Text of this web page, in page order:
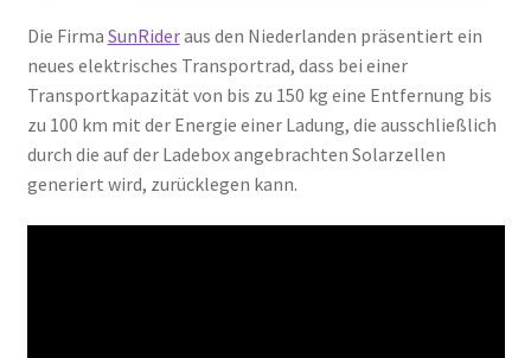
Die Firma SunRideraus den Niederlanden präsentiert ein
neues elektrisches Transportrad, dass bei einer
Transportkapazität von bis zu 150 kg eine Entfernung bis
zu 100 km mit der Energie einer Ladung, die ausschließlich
durch die auf der Ladebox angebrachten Solarzellen
generiert wird, zurücklegen kann.